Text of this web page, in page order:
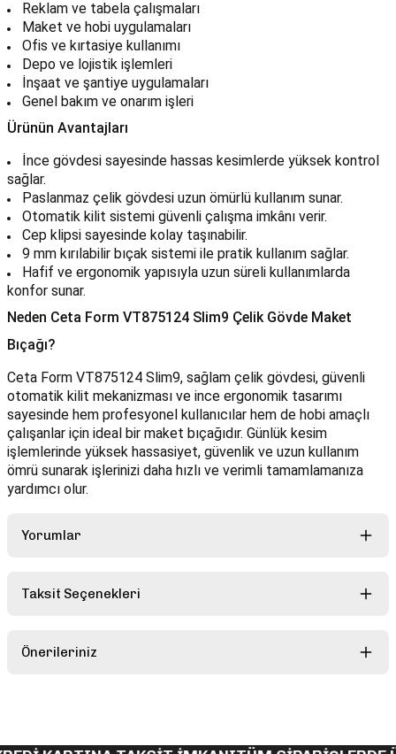
Reklam ve tabela çalışmaları
Maket ve hobi uygulamaları
Ofis ve kırtasiye kullanımı
Depo ve lojistik işlemleri
İnşaat ve şantiye uygulamaları
Genel bakım ve onarım işleri
Ürünün Avantajları
İnce gövdesi sayesinde hassas kesimlerde yüksek kontrol
sağlar.
Paslanmaz çelik gövdesi uzun ömürlü kullanım sunar.
Otomatik kilit sistemi güvenli çalışma imkânı verir.
Cep klipsi sayesinde kolay taşınabilir.
9 mm kırılabilir bıçak sistemi ile pratik kullanım sağlar.
Hafif ve ergonomik yapısıyla uzun süreli kullanımlarda
konfor sunar.
Neden Ceta Form VT875124 Slim9 Çelik Gövde Maket
Bıçağı?
Ceta Form VT875124 Slim9, sağlam çelik gövdesi, güvenli
otomatik kilit mekanizması ve ince ergonomik tasarımı
sayesinde hem profesyonel kullanıcılar hem de hobi amaçlı
çalışanlar için ideal bir maket bıçağıdır. Günlük kesim
işlemlerinde yüksek hassasiyet, güvenlik ve uzun kullanım
ömrü sunarak işlerinizi daha hızlı ve verimli tamamlamanıza
yardımcı olur.
Yorumlar
Taksit Seçenekleri
Önerileriniz
Görüş ve önerileriniz için teşekkür ederiz.